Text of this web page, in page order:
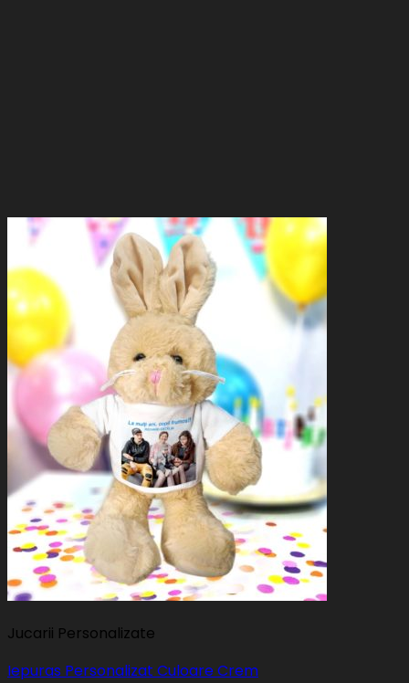
Jucarii Personalizate
Iepuras Personalizat Culoare Crem